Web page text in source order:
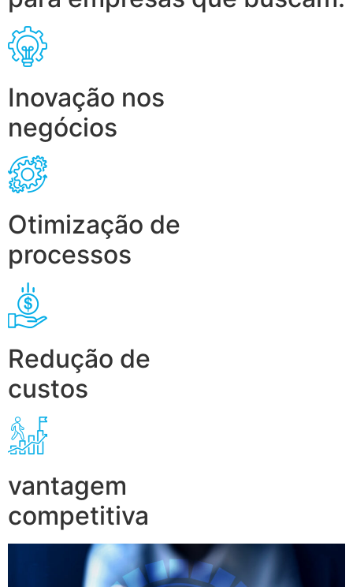
Inovação nos
negócios
Otimização de
processos
Redução de
custos
vantagem
competitiva